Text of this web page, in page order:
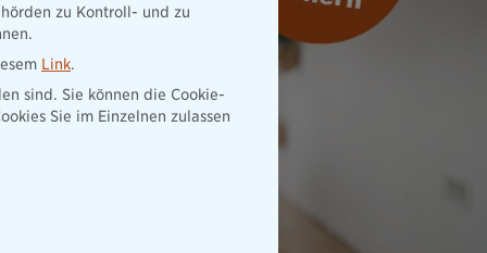
zu Kontroll- und zu
Link.
sind. Sie können die Cookie-
Sie im Einzelnen zulassen